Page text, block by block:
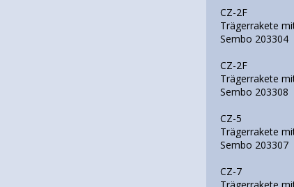
CZ-2F
Trägerrakete
Sembo 203304
CZ-2F
Trägerrakete
Sembo 203308
CZ-5
Trägerrakete
Sembo 203307
CZ-7